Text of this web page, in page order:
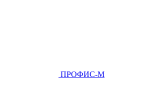
ПРОФИС-М